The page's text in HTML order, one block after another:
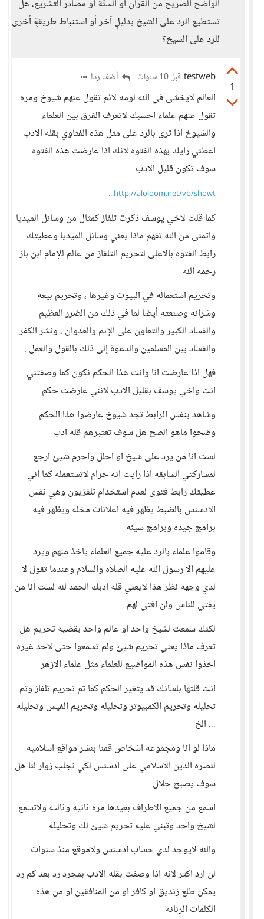
الواضح الصريح من القرآن أو السنّة أو مصادر التشريع، هل
تستطيع الرد على الشيخ بدليلٍ آخر أو استنباط طريقةٍ أخرى
للرد على الشيخ؟
1
testweb قبل 10 سنوات أضف ردا
العالم لايخشى في الله لومه لائم تقول عنهم شيوخ ومره
تقول عنهم علماء احسبك لاتعرف الفرق بين العلماء
والشيوخ اذا ترى بالرد على مثل هذه الفتاوي بقله الادب
اعطني رايك بهذه الفتوه لانك اذا عارضت هذه الفتوه
سوف تكون قليل الادب
http://aloloom.net/vb/showt...
كما قلت لاخي يوسف ذكرت تلفاز كمثال من وسائل الميديا
واتمنى من الله تفهم ماذا يعني وسائل الميديا وعطيتك
رابط الفتوه بالاعلى لتحريم التلفاز من عالم للإمام ابن باز
رحمه الله
وتحريم استعماله في البيوت وغيرها ، وتحريم بيعه
وشرائه وصنعته أيضا لما في ذلك من الضرر العظيم
والفساد الكبير والتعاون على الإثم والعدوان ، ونشر الكفر
والفساد بين المسلمين والدعوة إلى ذلك بالقول والعمل .
فهل اذا عارضت انا وانت هذا الحكم نكون كما وصفتني
انت واخي يوسف بقليل الادب لانني عارضت حكم
وشاهد بنفس الرابط تجد شيوخ عارضوا هذا الحكم
وضحوا ماهو الصح هل سوف تعتبرهم قله ادب
لست انا من يرد على شيخ او احلل واحرم شيئ ارجع
لمشاركتي السابقه اذا رايت انه حرام لاتستعمله كما اني
عطيتك رابط فتوى لعدم استخدام تلفزيون وهي نفس
الادسنس بالضبط يظهر فيه اعلانات مخله ويظهر فيه
برامج جيده وبرامج سيئه
وقاموا علماء بالرد عليه جميع العلماء ياخذ منهم ويرد
عليهم الا رسول الله عليه الصلاه والسلام وعندما تقول لا
لدي وجهه نظر هذا لايعني قله ادبك الحمد لله لست انا من
يفتي للناس ولن افتي لهم
لكنك سمعت لشيخ واحد او عالم واحد بقضيه تحريم هل
تعرف ماذا يعني تحريم شيئ ولم تسمعوا حتى لاحد غيره
اخذوا نفس هذه المواضيع للعلماء مثل علماء الازهر
انت قلتها بلسانك قد يتغير الحكم كما تم تحريم تلفاز وتم
تحليله وتحريم الكمبيوتر وتحليله وتحريم الفيس وتحليله
... الخ
ماذا لو انا ومجموعه اشخاص قمنا بنشر مواقع اسلاميه
لنصره الدين الاسلامي على ادسنس لكي نجلب زوار لنا هل
سوف يصبح حلال
اسمع من جميع الاطراف بعيدها مره ثانيه وثالثه ولاتسمع
لشيخ واحد وتبني عليه تحريم شيئ لك وتحليله
والله لايوجد لدي حساب ادسنس ولاموقع منذ سنوات
لن ارد اكثر لانه اذا وصفت بقله الادب بمجرد رد بعد كم رد
يمكن طلع زنديق او كافر او من المنافقين او من هذه
الكلمات الرنانه